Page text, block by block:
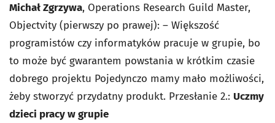
Michał Zgrzywa, Operations Research Guild Master,
Objectvity (pierwszy po prawej): – Większość
programistów czy informatyków pracuje w grupie, bo
to może być gwarantem powstania w krótkim czasie
dobrego projektu Pojedynczo mamy mało możliwości,
żeby stworzyć przydatny produkt. Przesłanie 2.: Uczmy
dzieci pracy w grupie